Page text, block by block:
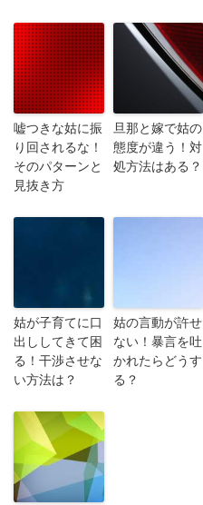
嘘つきな姑に振
り回されるな！
そのパターンと
見抜き方
旦那と嫁で姑の
態度が違う！対
処方法はある？
姑が子育てに口
出ししてきて困
る！干渉させな
い方法は？
姑の言動が許せ
ない！暴言を吐
かれたらどうす
る？